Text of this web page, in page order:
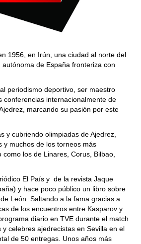
1956, en Irún, una ciudad al norte del
de España fronteriza con
periodismo deportivo, ser maestro
conferencias internacionalmente de
marcando su pasión por este
y cubriendo olimpiadas de Ajedrez,
y muchos de los torneos más
los de Linares, Corus, Bilbao,
El País y de la revista Jaque
y hace poco público un libro sobre
León. Saltando a la fama gracias a
de los encuentros entre Kasparov y
diario en TVE durante el match
celebres ajedrecistas en Sevilla en el
de 50 entregas. Unos años más